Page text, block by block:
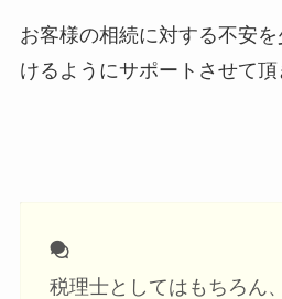
お客様の相続に対する不安
けるようにサポートさせて頂
税理士としてはもちろん